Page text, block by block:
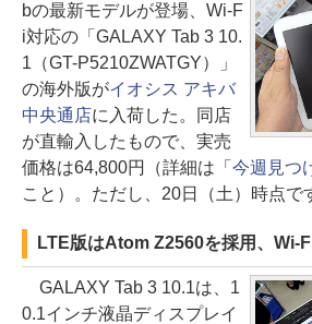
bの最新モデルが登場、Wi-F
i対応の「GALAXY Tab 3 10.
1（GT-P5210ZWATGY）」
の海外版がイオシス アキバ
中央通店に入荷した。同店
が直輸入したもので、実売
価格は64,800円（詳細は「 今週見つ
こと）。ただし、20日（土）時点で
LTE版はAtom Z2560を採用、Wi-
GALAXY Tab 3 10.1は、1
0.1インチ液晶ディスプレイ